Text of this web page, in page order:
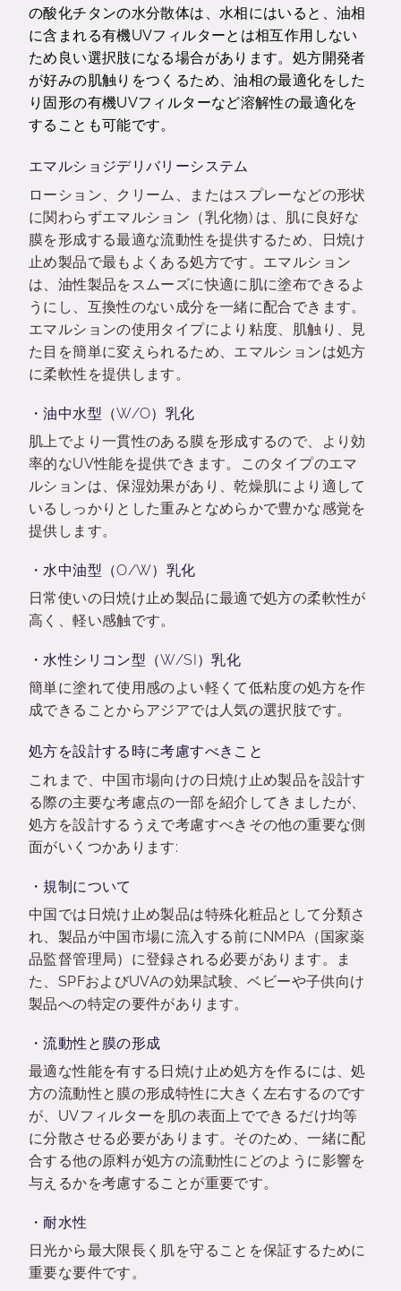
の酸化チタンの水分散体は、水相にはいると 、油相
に含まれる有機UVフィルターとは相互作用しない
ため良い選択肢になる場合があります。 処方開発者
が好みの肌触りをつくるため、油相の最適化をした
り 固形の有機UVフィルターなど溶解性の最適化を
することも可能です。
エマルショジデリバリーシステム
ローション、クリーム、またはスプレーなどの形状
に関わらずエマルション（乳化物) は、肌に良好な
膜を形成する最適な流動性を提供するため、日焼け
止め製品で最もよくある処方です。エマルション
は、油性製品をスムーズに快適に肌に塗布できるよ
うにし、互換性のない成分を一緒に配合できます。
エマルションの使用タイプにより粘度、肌触り、見
た目を簡単に変えられるため、エマルションは処方
に柔軟性を提供します。
・油中水型（W/O）乳化
肌上でより一貫性のある膜を形成するので、より効
率的なUV性能を提供できます。このタイプのエマ
ルションは、保湿効果があり、乾燥肌により適して
いるしっかりとした重みとなめらかで豊かな感覚を
提供します。
・水中油型（O/W）乳化
日常使いの日焼け止め製品に最適で処方の柔軟性が
高く、軽い感触です。
・水性シリコン型（W/SI）乳化
簡単に塗れて使用感のよい軽くて低粘度の処方を作
成できることからアジアでは人気の選択肢です。
処方を設計する時に考慮すべきこと
これまで、中国市場向けの日焼け止め製品を設計す
る際の主要な考慮点の一部を紹介してきましたが、
処方を設計するうえで考慮すべきその他の重要な側
面がいくつかあります:
・規制について
中国では日焼け止め製品は特殊化粧品として分類さ
れ、製品が中国市場に流入する前にNMPA（国家薬
品監督管理局）に登録される必要があります。ま
た、SPFおよびUVAの効果試験、ベビーや子供向け
製品への特定の要件があります。
・流動性と膜の形成
最適な性能を有する日焼け止め処方を作るには、処
方の流動性と膜の形成特性に大きく左右するのです
が、UVフィルターを肌の表面上でできるだけ均等
に分散させる必要があります。そのため、一緒に配
合する他の原料が処方の流動性にどのように影響を
与えるかを考慮することが重要です。
・耐水性
日光から最大限長く肌を守ることを保証するために
重要な要件です。